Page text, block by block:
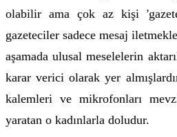
olabilir ama çok az kişi
gazeteciler sadece mesaj
aşamada ulusal meselelerin
karar verici olarak yer
kalemleri ve mikrofonları
yaratan o kadınlarla doludur.